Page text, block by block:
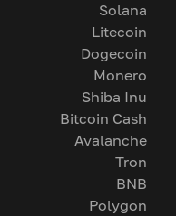
Solana
Litecoin
Dogecoin
Monero
Shiba Inu
Bitcoin Cash
Avalanche
Tron
BNB
Polygon